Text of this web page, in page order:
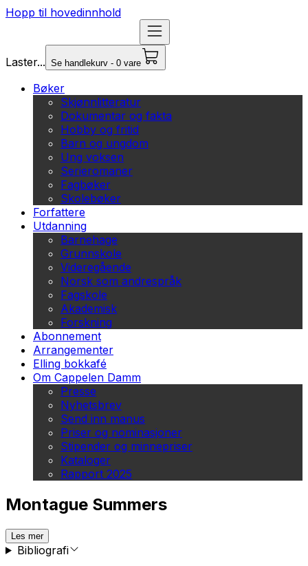
Hopp til hovedinnhold
Laster... Se handlekurv - 0 vare
Bøker
Skjønnlitteratur
Dokumentar og fakta
Hobby og fritid
Barn og ungdom
Ung voksen
Serieromaner
Fagbøker
Skolebøker
Forfattere
Utdanning
Barnehage
Grunnskole
Videregående
Norsk som andrespråk
Fagskole
Akademisk
Forskning
Abonnement
Arrangementer
Elling bokkafé
Om Cappelen Damm
Presse
Nyhetsbrev
Send inn manus
Priser og nominasjoner
Stipender og minnepriser
Kataloger
Rapport 2025
Montague Summers
Les mer
Bibliografi